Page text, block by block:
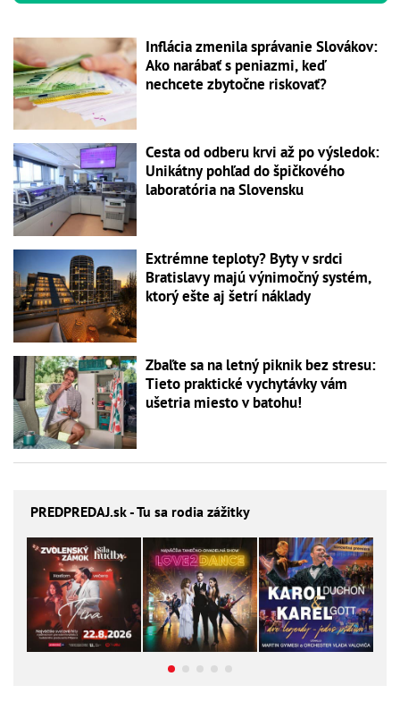
Inflácia zmenila správanie Slovákov:
Ako narábať s peniazmi, keď
nechcete zbytočne riskovať?
Cesta od odberu krvi až po výsledok:
Unikátny pohľad do špičkového
laboratória na Slovensku
Extrémne teploty? Byty v srdci
Bratislavy majú výnimočný systém,
ktorý ešte aj šetrí náklady
Zbaľte sa na letný piknik bez stresu:
Tieto praktické vychytávky vám
ušetria miesto v batohu!
PREDPREDAJ.sk - Tu sa rodia zážitky